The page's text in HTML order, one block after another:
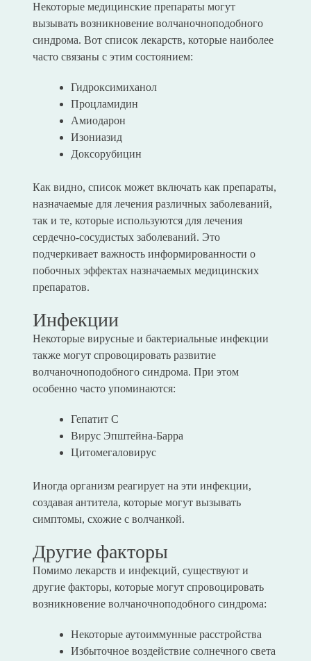
Некоторые медицинские препараты могут
вызывать возникновение волчаночноподобного
синдрома. Вот список лекарств, которые наиболее
часто связаны с этим состоянием:
Гидроксимиханол
Процламидин
Амиодарон
Изониазид
Доксорубицин
Как видно, список может включать как препараты,
назначаемые для лечения различных заболеваний,
так и те, которые используются для лечения
сердечно-сосудистых заболеваний. Это
подчеркивает важность информированности о
побочных эффектах назначаемых медицинских
препаратов.
Инфекции
Некоторые вирусные и бактериальные инфекции
также могут спровоцировать развитие
волчаночноподобного синдрома. При этом
особенно часто упоминаются:
Гепатит С
Вирус Эпштейна-Барра
Цитомегаловирус
Иногда организм реагирует на эти инфекции,
создавая антитела, которые могут вызывать
симптомы, схожие с волчанкой.
Другие факторы
Помимо лекарств и инфекций, существуют и
другие факторы, которые могут спровоцировать
возникновение волчаночноподобного синдрома:
Некоторые аутоиммунные расстройства
Избыточное воздействие солнечного света